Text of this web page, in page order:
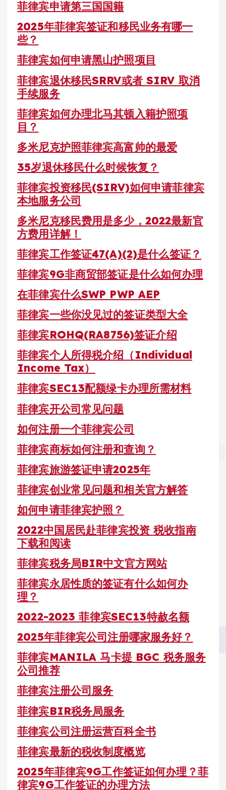
菲律宾申请第三国国籍
2025年菲律宾签证和移民业务有哪一
些？
菲律宾如何申请黑山护照项目
菲律宾退休移民SRRV或者 SIRV 取消
手续服务
菲律宾如何办理北马其顿入籍护照项
目？
多米尼克护照菲律宾高富帅的最爱
35岁退休移民什么时候恢复？
菲律宾投资移民(SIRV)如何申请菲律宾
本地服务公司
多米尼克移民费用是多少，2022最新官
方费用详解！
菲律宾工作签证47(A)(2)是什么签证？
菲律宾9G非商贸部签证是什么如何办理
在菲律宾什么SWP PWP AEP
菲律宾一些你没见过的签证类型大全
菲律宾ROHQ(RA8756)签证介绍
菲律宾个人所得税介绍（Individual
Income Tax）
菲律宾SEC13配额绿卡办理所需材料
菲律宾开公司常见问题
如何注册一个菲律宾公司
菲律宾商标如何注册和查询？
菲律宾旅游签证申请2025年
菲律宾创业常见问题和相关官方解答
如何申请菲律宾护照？
2022中国居民赴菲律宾投资 税收指南
下载和阅读
菲律宾税务局BIR中文官方网站
菲律宾永居性质的签证有什么如何办
理？
2022-2023 菲律宾SEC13特赦名额
2025年菲律宾公司注册哪家服务好？
菲律宾MANILA 马卡提 BGC 税务服务
公司推荐
菲律宾注册公司服务
菲律宾BIR税务局服务
菲律宾公司注册运营百科全书
菲律宾最新的税收制度概览
2025年菲律宾9G工作签证如何办理？菲
律宾9G工作签证的办理方法